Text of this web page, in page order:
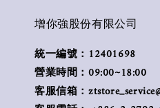
增你強股份有限公司
統一編號：12401698
營業時間：09:00~18:00
客服信箱：